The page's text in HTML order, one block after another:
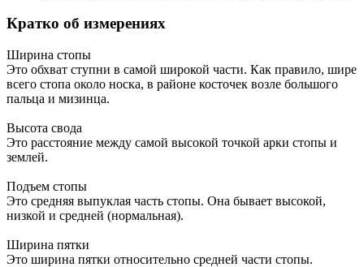
Кратко об измерениях
Ширина стопы
Это обхват ступни в самой широкой части. Как правило, шире
всего стопа около носка, в районе косточек возле большого
пальца и мизинца.
Высота свода
Это расстояние между самой высокой точкой арки стопы и
землей.
Подъем стопы
Это средняя выпуклая часть стопы. Она бывает высокой,
низкой и средней (нормальная).
Ширина пятки
Это ширина пятки относительно средней части стопы.